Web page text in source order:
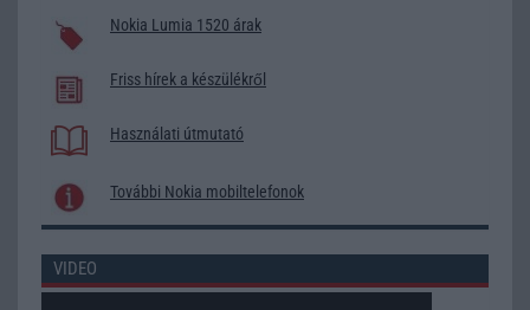
Nokia Lumia 1520 árak
Friss hírek a készülékről
Használati útmutató
További Nokia mobiltelefonok
VIDEO